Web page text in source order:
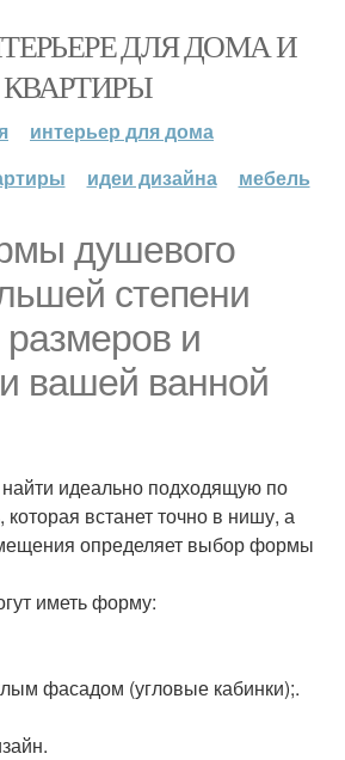
ДЛЯ ДОМА И
КВАРТИРЫ
интерьер для дома
идеи дизайна мебель
душевого
степени
размеров и
вашей ванной
идеально подходящую по
встанет точно в нишу, а
определяет выбор формы
иметь форму:
фасадом (угловые кабинки);.